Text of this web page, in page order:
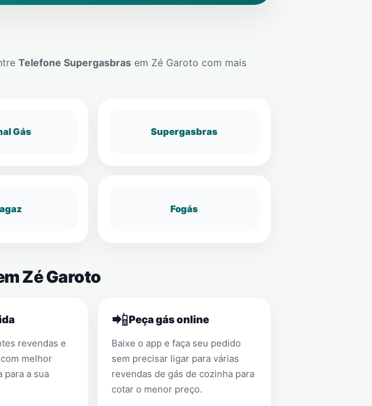
Telefone Supergasbras em Zé Garoto com mais
Gás Supergasbras
Fogás
Zé Garoto
revendas e
melhor
para a sua
📲Peça gás online
Baixe o app e faça seu pedido
sem precisar ligar para várias
revendas de gás de cozinha para
cotar o menor preço.